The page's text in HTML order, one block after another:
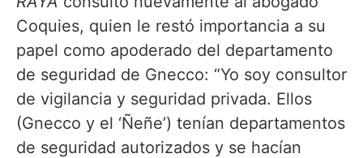
Coquies, quien le restó importancia a su
papel como apoderado del departamento
de seguridad de Gnecco: “Yo soy consultor
de vigilancia y seguridad privada. Ellos
(Gnecco y el ‘Ñeñe’) tenían departamentos
de seguridad autorizados y se hacían